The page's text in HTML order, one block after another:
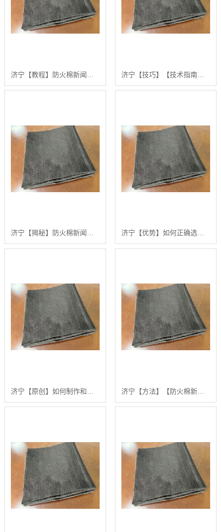
济宁【技巧】【技术指南】如何系统获取和解读最新的防火棉新闻与市场动态【怎么做?】
济宁【优势】如何正确选择和应用防火棉新闻：汇彩无纺科技的分步指南【有哪些?】
济宁【方法】【防火棉新闻】如何构建高效的防火棉采购与应用技术指南【哪家好?】